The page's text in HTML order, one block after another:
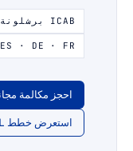
AEDAF +500 ملف
EN · ES · DE
مجانية لمدة 10 دقائق ←